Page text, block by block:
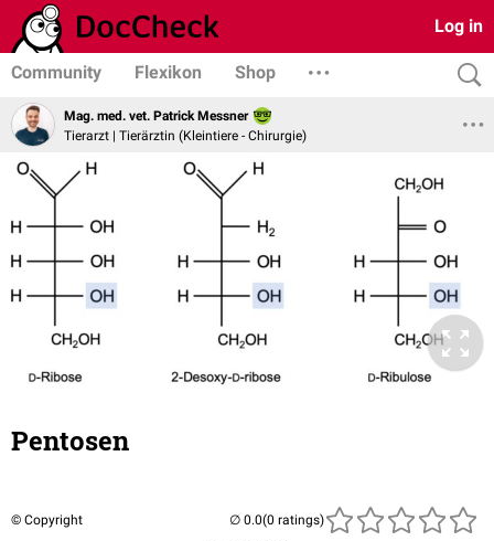
Log in
Community Flexikon Shop
Mag. med. vet. Patrick Messner
Tierarzt | Tierärztin (Kleintiere - Chirurgie)
Pentosen
© Copyright (0 ratings)